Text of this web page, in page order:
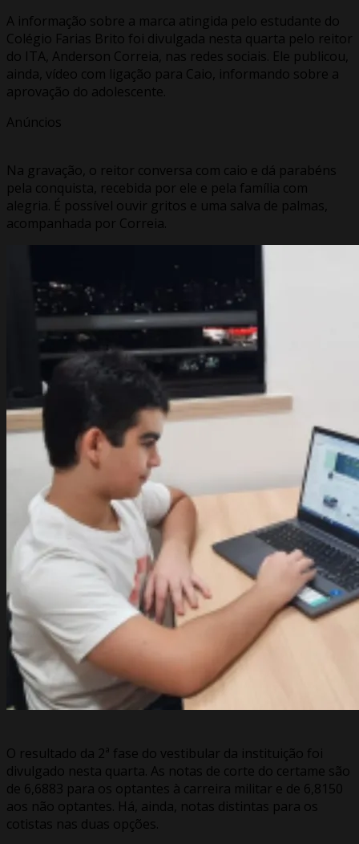
A informação sobre a marca atingida pelo estudante do
Colégio Farias Brito foi divulgada nesta quarta pelo reitor
do ITA, Anderson Correia, nas redes sociais. Ele publicou,
ainda, vídeo com ligação para Caio, informando sobre a
aprovação do adolescente.
Anúncios
Na gravação, o reitor conversa com caio e dá parabéns
pela conquista, recebida por ele e pela família com
alegria. É possível ouvir gritos e uma salva de palmas,
acompanhada por Correia.
O resultado da 2ª fase do vestibular da instituição foi
divulgado nesta quarta. As notas de corte do certame são
de 6,6883 para os optantes à carreira militar e de 6,8150
aos não optantes. Há, ainda, notas distintas para os
cotistas nas duas opções.